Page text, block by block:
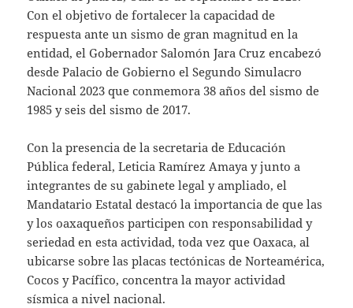
Con el objetivo de fortalecer la capacidad de
respuesta ante un sismo de gran magnitud en la
entidad, el Gobernador Salomón Jara Cruz encabezó
desde Palacio de Gobierno el Segundo Simulacro
Nacional 2023 que conmemora 38 años del sismo de
1985 y seis del sismo de 2017.
Con la presencia de la secretaria de Educación
Pública federal, Leticia Ramírez Amaya y junto a
integrantes de su gabinete legal y ampliado, el
Mandatario Estatal destacó la importancia de que las
y los oaxaqueños participen con responsabilidad y
seriedad en esta actividad, toda vez que Oaxaca, al
ubicarse sobre las placas tectónicas de Norteamérica,
Cocos y Pacífico, concentra la mayor actividad
sísmica a nivel nacional.